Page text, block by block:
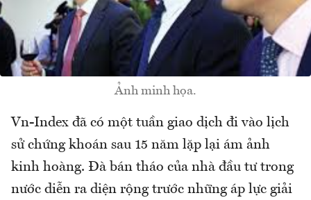
Ảnh minh họa.
Vn-Index đã có một tuần giao dịch đi vào lịch
sử chứng khoán sau 15 năm lặp lại ám ảnh
kinh hoàng. Đà bán tháo của nhà đầu tư trong
nước diễn ra diện rộng trước những áp lực giải